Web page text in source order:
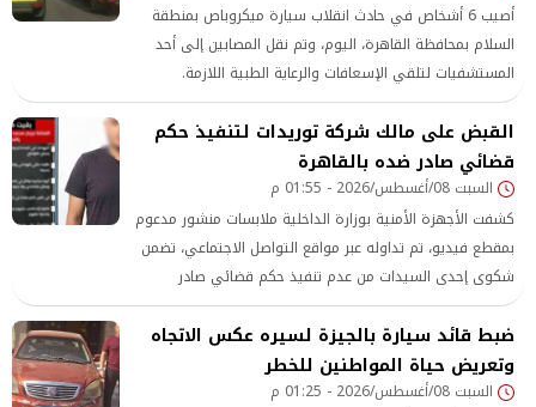
أصيب 6 أشخاص في حادث انقلاب سيارة ميكروباص بمنطقة
السلام بمحافظة القاهرة، اليوم، وتم نقل المصابين إلى أحد
المستشفيات لتلقي الإسعافات والرعاية الطبية اللازمة.
القبض على مالك شركة توريدات لتنفيذ حكم
قضائي صادر ضده بالقاهرة
السبت 08/أغسطس/2026 - 01:55 م
كشفت الأجهزة الأمنية بوزارة الداخلية ملابسات منشور مدعوم
بمقطع فيديو، تم تداوله عبر مواقع التواصل الاجتماعي، تضمن
شكوى إحدى السيدات من عدم تنفيذ حكم قضائي صادر
لصالحها في قضية تبديد ضد أحد الأشخاص بالقاهرة.
ضبط قائد سيارة بالجيزة لسيره عكس الاتجاه
وتعريض حياة المواطنين للخطر
السبت 08/أغسطس/2026 - 01:25 م